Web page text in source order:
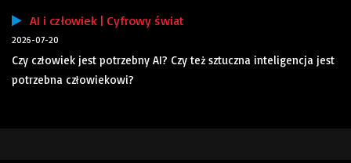
AI i człowiek | Cyfrowy świat
2026-07-20
Czy człowiek jest potrzebny AI? Czy też sztuczna inteligencja jest
potrzebna człowiekowi?